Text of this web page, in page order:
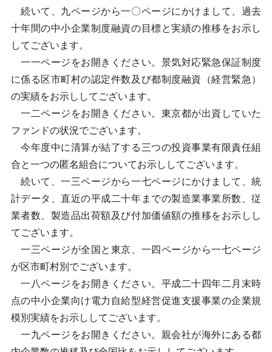
続いて、九ページから一〇ページにかけまして、過去
十年間の中小企業制度融資の目標と実績の推移をお示し
してございます。
一一ページをお開きください。景気対応緊急保証制度
に係る区市町村の認定件数及び都制度融資（経営緊急）
の実績をお示ししてございます。
一二ページをお開きください。東京都が出資していた
ファンドの状況でございます。
今年度中に清算が結了する三つの投資事業有限責任組
合と一つの匿名組合についてお示ししてございます。
続いて、一三ページから一七ページにかけまして、統
計データ、直近の平成二十年までの製造業事業所数、従
業者数、製造品出荷額及び付加価値額の推移をお示しし
てございます。
一三ページが全国と東京、一四ページから一七ページ
が区市町村別でございます。
一八ページをお開きください。平成二十四年二月末時
点の中小企業向け電力自給型経営促進支援事業の企業規
模別実績をお示ししてございます。
一九ページをお開きください。親会社が海外にある都